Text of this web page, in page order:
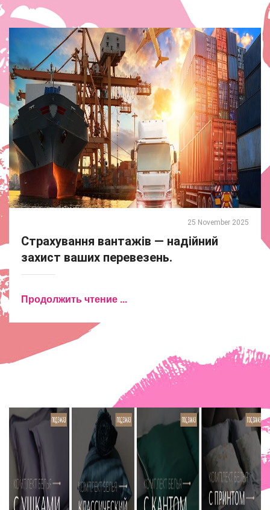
25 November 2025
Страхування вантажів — надійний
захист ваших перевезень.
Продолжить чтение ...